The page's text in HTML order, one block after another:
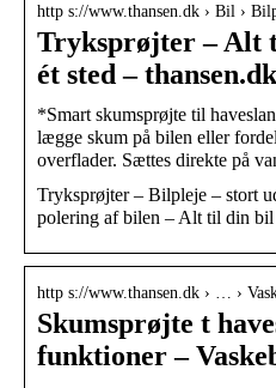
http s://www.thansen.dk › Bil ›
Tryksprøjter – Alt
ét sted – thansen.dk
*Smart skumsprøjte til
lægge skum på bilen eller
overflader. Sættes direkte på
Tryksprøjter – Bilpleje – stort
polering af bilen – Alt til din bil
http s://www.thansen.dk › … ›
Skumsprøjte t
funktioner –